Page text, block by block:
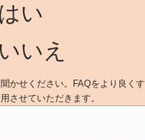
はい
いいえ
かせください。FAQをより良くす
させていただきます。